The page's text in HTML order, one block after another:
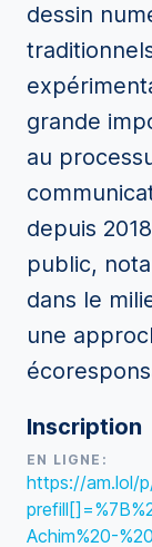
dessin
grande
au
depuis
public,
dans le
une
Inscription
EN LIGNE:
https://am.lol/
Achim%20-